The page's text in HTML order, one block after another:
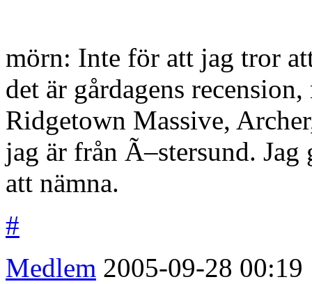
mörn: Inte för att jag tror
det är gårdagens
Ridgetown Massive,
jag är från Ã–stersund.
att nämna.
#
Medlem 2005-09-28 00:19